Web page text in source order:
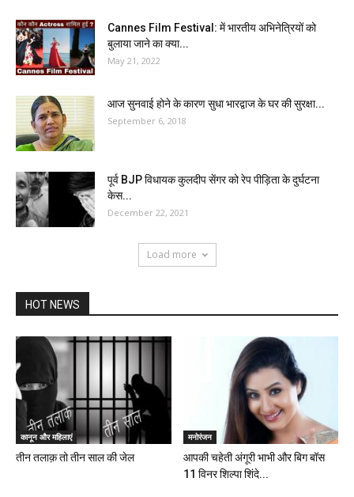
Cannes Film Festival: में भारतीय अभिनेत्रियों को
बुलाया जाने का क्या...
May 21, 2022
आज सुनवाई होने के कारण सुधा भारद्वाज के घर की सुरक्षा...
September 6, 2018
पूर्व BJP विधायक कुलदीप सेंगर को रेप पीड़िता के दुर्घटना
केस...
December 22, 2021
Load more
HOT NEWS
कानून और महिलाएं
तीन तलाक़ तो तीन साल की जेल
मनोरंजन
आपकी चहेती अंगूरी भाभी और बिग बॉस
11 विनर शिल्पा शिंदे...